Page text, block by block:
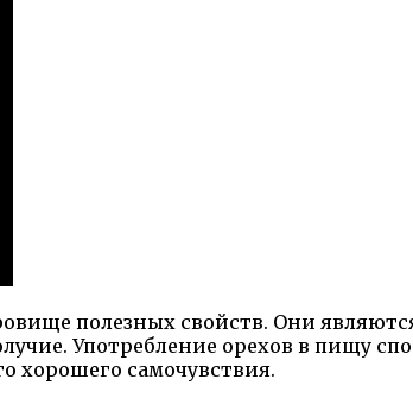
полезных свойств. Они
Употребление орехов в пищу
хорошего самочувствия.